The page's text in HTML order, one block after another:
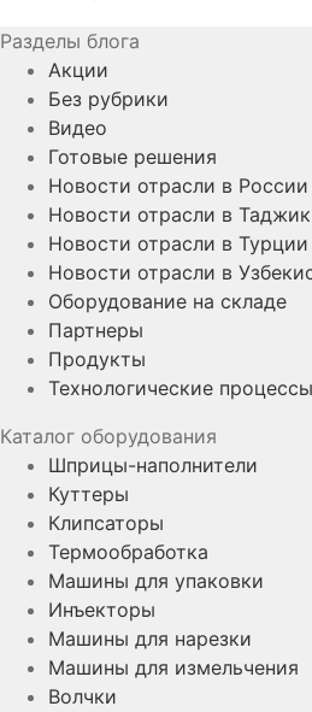
Разделы блога
Акции
Без рубрики
Видео
Готовые решения
Новости отрасли в России
Новости отрасли в
Новости отрасли в Турции
Новости отрасли в
Оборудование на складе
Партнеры
Продукты
Технологические процессы
Каталог оборудования
Шприцы-наполнители
Куттеры
Клипсаторы
Термообработка
Машины для упаковки
Инъекторы
Машины для нарезки
Машины для измельчения
Волчки